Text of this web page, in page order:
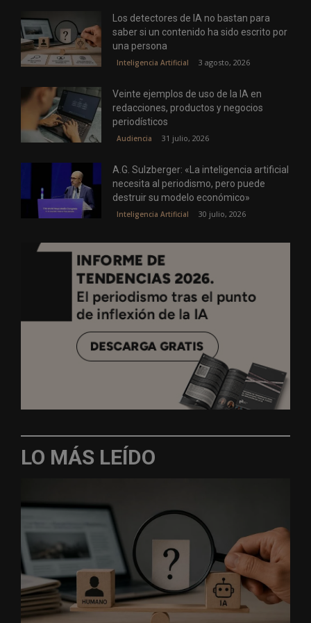
Los detectores de IA no bastan para
saber si un contenido ha sido escrito por
una persona
Inteligencia Artificial 3 agosto, 2026
Veinte ejemplos de uso de la IA en
redacciones, productos y negocios
periodísticos
Audiencia 31 julio, 2026
A.G. Sulzberger: «La inteligencia artificial
necesita al periodismo, pero puede
destruir su modelo económico»
Inteligencia Artificial 30 julio, 2026
LO MÁS LEÍDO